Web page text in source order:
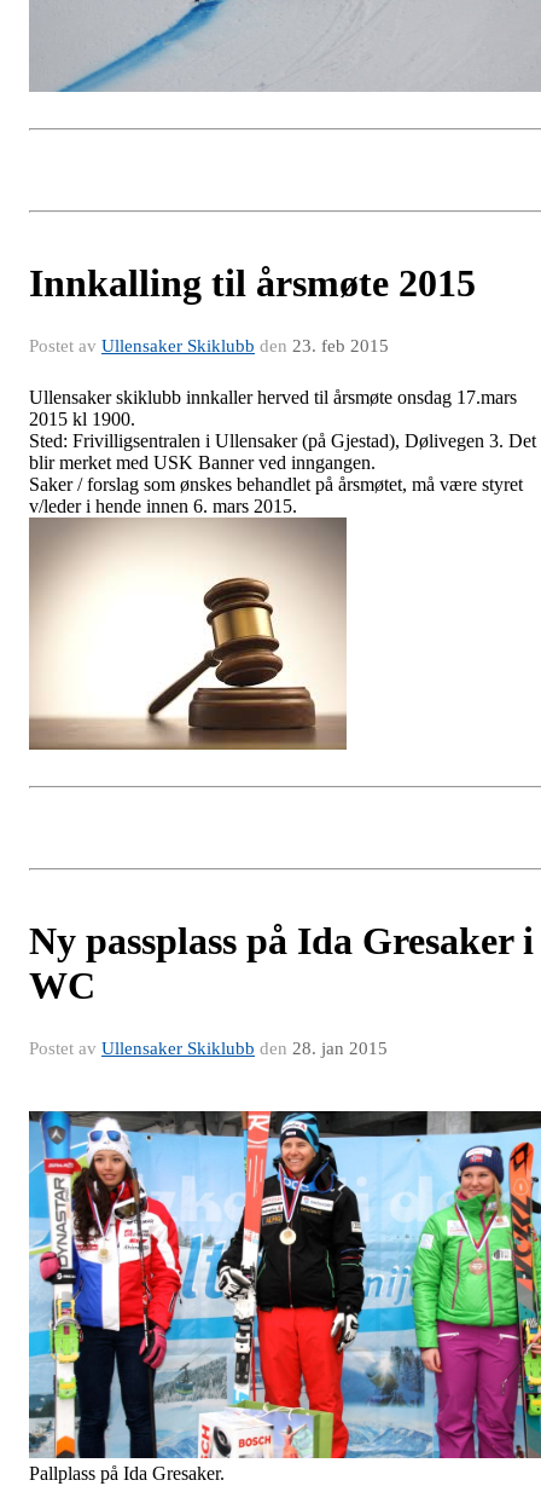
Innkalling til årsmøte 2015
Postet av Ullensaker Skiklubb den 23. feb 2015
Ullensaker skiklubb innkaller herved til årsmøte onsdag 17.mars
2015 kl 1900.
Sted: Frivilligsentralen i Ullensaker (på Gjestad), Dølivegen 3. Det
blir merket med USK Banner ved inngangen.
Saker / forslag som ønskes behandlet på årsmøtet, må være styret
v/leder i hende innen 6. mars 2015.
Ny passplass på Ida Gresaker i
WC
Postet av Ullensaker Skiklubb den 28. jan 2015
Pallplass på Ida Gresaker.